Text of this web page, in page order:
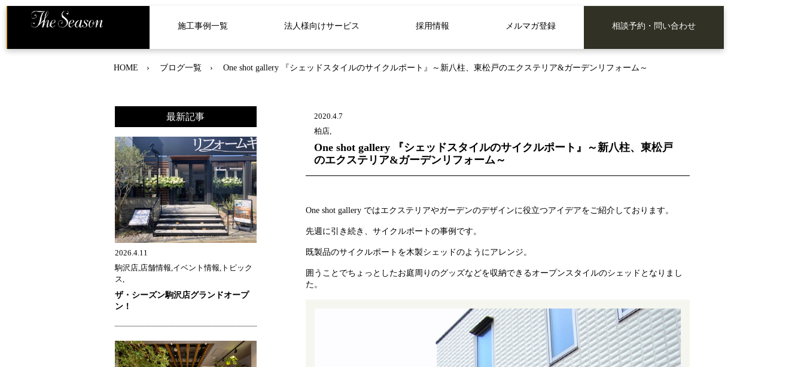
施工事例一覧 法人様向けサービス 採用情報 メルマガ登録 相談予約・問い合わせ
HOME ブログ一覧 One shot gallery 『シェッドスタイルのサイクルポート』～新八柱、東松戸のエクステリア&ガーデンリフォーム～
2020.4.7
柏店,
One shot gallery 『シェッドスタイルのサイクルポート』～新八柱、東松戸
のエクステリア&ガーデンリフォーム～
One shot gallery ではエクステリアやガーデンのデザインに役立つアイデアをご紹介しております。
先週に引き続き、サイクルポートの事例です。
既製品のサイクルポートを木製シェッドのようにアレンジ。
囲うことでちょっとしたお庭周りのグッズなどを収納できるオープンスタイルのシェッドとなりまし
た。
最新記事
2026.4.11
駒沢店,店舗情報,イベント情報,トピック
ス,
ザ・シーズン駒沢店グランドオープ
ン！